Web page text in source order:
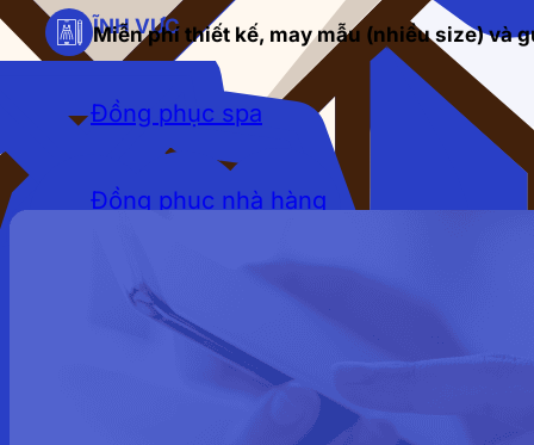
LĨNH VỰC
Đồng phục spa
Đồng phục nhà hàng
Đồng phục khách sạn
Đồng phục quán cafe
Miễn phí thiết kế, may mẫu (nhiều size) và